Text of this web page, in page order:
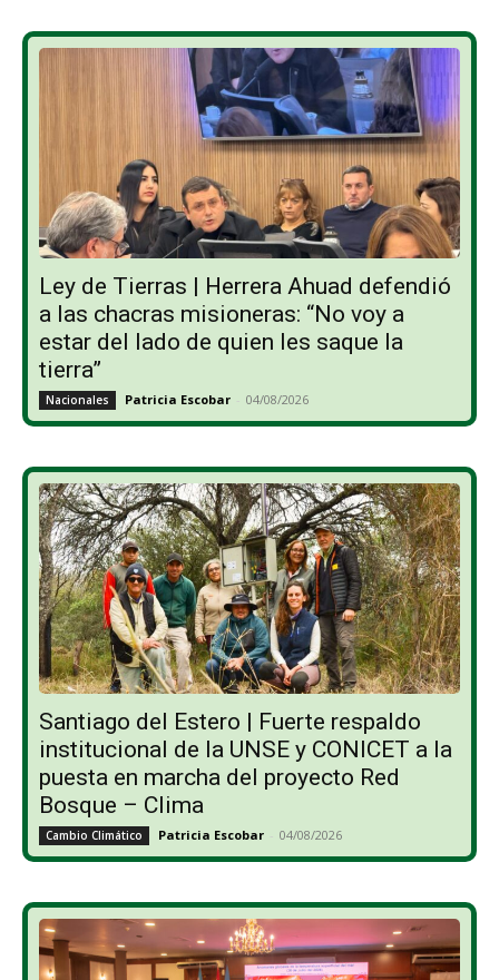
Ley de Tierras | Herrera Ahuad defendió
a las chacras misioneras: “No voy a
estar del lado de quien les saque la
tierra”
Nacionales Patricia Escobar - 04/08/2026
Santiago del Estero | Fuerte respaldo
institucional de la UNSE y CONICET a la
puesta en marcha del proyecto Red
Bosque – Clima
Cambio Climático Patricia Escobar - 04/08/2026